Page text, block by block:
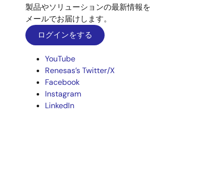
製品やソリューションの最新情報を
メールでお届けします。
ログインをする
YouTube
Renesas’s Twitter/X
Facebook
Instagram
LinkedIn